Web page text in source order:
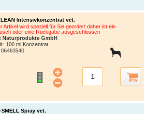
Intensivkonzentrat vet.
Artikel wird speziell für Sie geordert daher ist ein
oder eine Rückgabe ausgeschlossen
Naturprodukte GmbH
100 ml Konzentrat
06463540
SMELL Spray vet.